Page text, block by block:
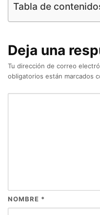
Tabla de
Deja una
Tu dirección de correo
obligatorios están marcados
NOMBRE *